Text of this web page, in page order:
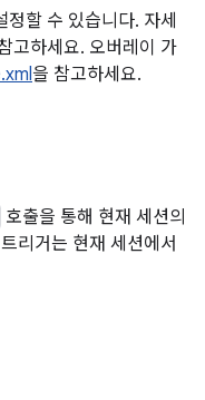
할 수 있습니다. 자세
고하세요. 오버레이 가
을 참고하세요.
호출을 통해 현재 세션의
리거는 현재 세션에서